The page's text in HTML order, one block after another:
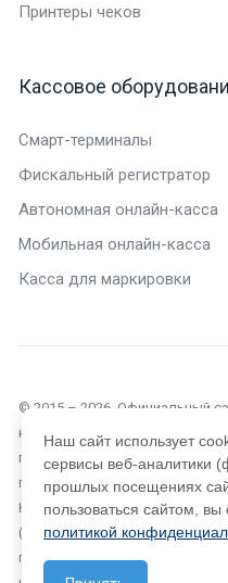
Принтеры чеков
Кассовое
Смарт-терминалы
Фискальный регистратор
Автономная онлайн-касса
Мобильная онлайн-касса
Касса для маркировки
© 2015 – 2026. Официальный
касса в Анапе. Текущий сайт
права, исключительные
принадлежат компании ООО
Копирование, размножение,
(целиком или частично), или
письменного разрешения
Наш сайт использует
сервисы веб-аналитики
прошлых посещениях
пользоваться сайтом, вы
политикой